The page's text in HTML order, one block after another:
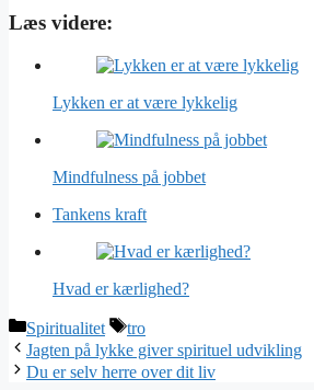
Læs videre:
Lykken er at være lykkelig
Mindfulness på jobbet
Tankens kraft
Hvad er kærlighed?
Categories
Spiritualitet Tags
tro
Jagten på lykke giver spirituel udvikling
Du er selv herre over dit liv